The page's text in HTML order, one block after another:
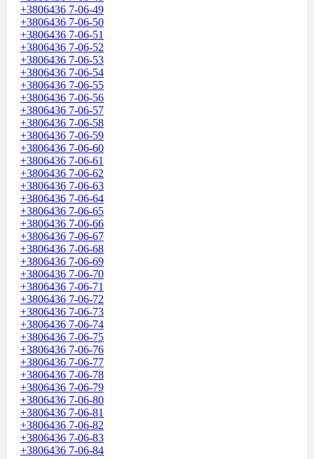
+3806436 7-06-49
+3806436 7-06-50
+3806436 7-06-51
+3806436 7-06-52
+3806436 7-06-53
+3806436 7-06-54
+3806436 7-06-55
+3806436 7-06-56
+3806436 7-06-57
+3806436 7-06-58
+3806436 7-06-59
+3806436 7-06-60
+3806436 7-06-61
+3806436 7-06-62
+3806436 7-06-63
+3806436 7-06-64
+3806436 7-06-65
+3806436 7-06-66
+3806436 7-06-67
+3806436 7-06-68
+3806436 7-06-69
+3806436 7-06-70
+3806436 7-06-71
+3806436 7-06-72
+3806436 7-06-73
+3806436 7-06-74
+3806436 7-06-75
+3806436 7-06-76
+3806436 7-06-77
+3806436 7-06-78
+3806436 7-06-79
+3806436 7-06-80
+3806436 7-06-81
+3806436 7-06-82
+3806436 7-06-83
+3806436 7-06-84